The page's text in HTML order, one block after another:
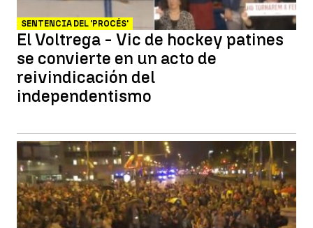
SENTENCIA DEL 'PROCÉS'
El Voltrega - Vic de hockey patines
se convierte en un acto de
reivindicación del
independentismo